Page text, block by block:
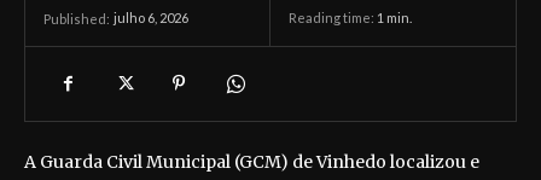
Published: julho 6, 2026 Reading time: 1 min.
A Guarda Civil Municipal (GCM) de Vinhedo localizou e